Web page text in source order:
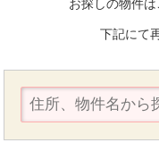
お探しの物件は
下記にて